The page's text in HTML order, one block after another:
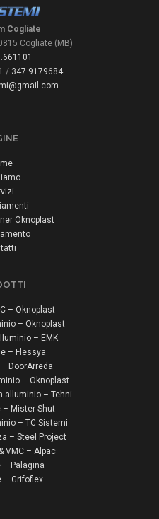
Cogliate
Cogliate (MB)
/ 347.9179684
Oknoplast
– Oknoplast
– Oknoplast
– EMK
– Flessya
DoorArreda
– Oknoplast
alluminio – Tehni
– Mister Shut
– TC Sistemi
– Steel Project
VMC – Alpac
– Palagina
– Grifoflex